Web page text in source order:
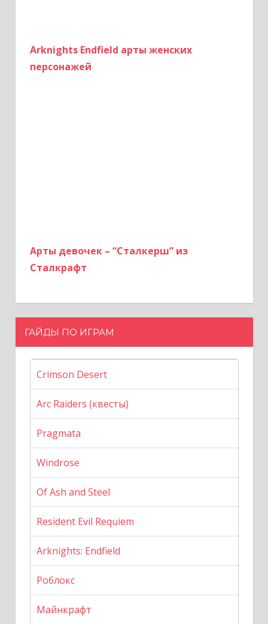
Arknights Endfield арты женских
персонажей
Арты девочек – “Сталкерш” из
Сталкрафт
ГАЙДЫ ПО ИГРАМ
Crimson Desert
Arc Raiders (квесты)
Pragmata
Windrose
Of Ash and Steel
Resident Evil Requiem
Arknights: Endfield
Роблокс
Майнкрафт